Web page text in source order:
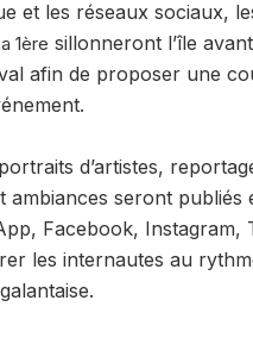
et les réseaux sociaux,
1ère sillonneront l’île
afin de proposer une
d’artistes,
ambiances seront publiés
Facebook, Instagram,
les internautes au